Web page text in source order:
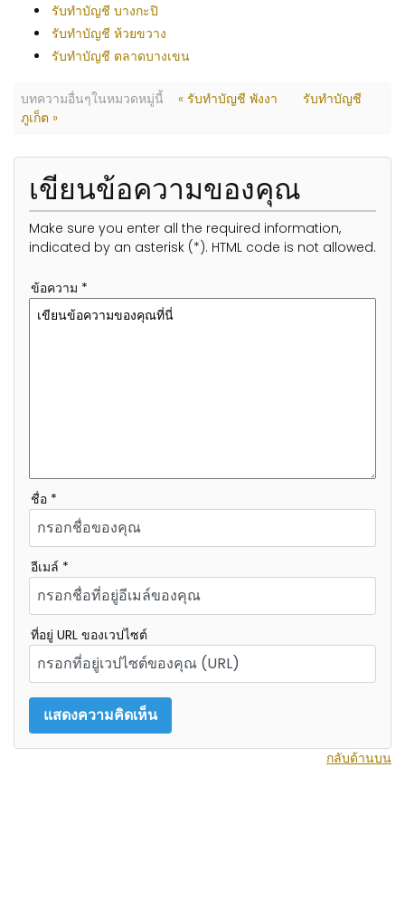
รับทำบัญชี บางกะปิ
รับทำบัญชี ห้วยขวาง
รับทำบัญชี ตลาดบางเขน
บทความอื่นๆในหมวดหมู่นี้ « รับทำบัญชี พังงา
รับทำบัญชี
ภูเก็ต »
เขียนข้อความของคุณ
Make sure you enter all the required information,
indicated by an asterisk (*). HTML code is not allowed.
ข้อความ *
ชื่อ *
อีเมล์ *
ที่อยู่ URL ของเวปไซต์
กลับด้านบน